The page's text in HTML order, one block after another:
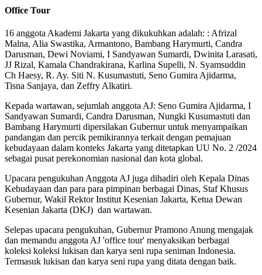
Office Tour
16 anggota Akademi Jakarta yang dikukuhkan adalah: : Afrizal
Malna, Alia Swastika, Armantono, Bambang Harymurti, Candra
Darusman, Dewi Noviami, I Sandyawan Sumardi, Dwinita Larasati,
JJ Rizal, Kamala Chandrakirana, Karlina Supelli, N. Syamsuddin
Ch Haesy, R. Ay. Siti N. Kusumastuti, Seno Gumira Ajidarma,
Tisna Sanjaya, dan Zeffry Alkatiri.
Kepada wartawan, sejumlah anggota AJ: Seno Gumira Ajidarma, I
Sandyawan Sumardi, Candra Darusman, Nungki Kusumastuti dan
Bambang Harymurti dipersilakan Gubernur untuk menyampaikan
pandangan dan percik pemikirannya terkait dengan pemajuan
kebudayaan dalam konteks Jakarta yang ditetapkan UU No. 2 /2024
sebagai pusat perekonomian nasional dan kota global.
Upacara pengukuhan Anggota AJ juga dihadiri oleh Kepala Dinas
Kebudayaan dan para para pimpinan berbagai Dinas, Staf Khusus
Gubernur, Wakil Rektor Institut Kesenian Jakarta, Ketua Dewan
Kesenian Jakarta (DKJ) dan wartawan.
Selepas upacara pengukuhan, Gubernur Pramono Anung mengajak
dan memandu anggota AJ 'office tour' menyaksikan berbagai
koleksi koleksi lukisan dan karya seni rupa seniman Indonesia.
Termasuk lukisan dan karya seni rupa yang ditata dengan baik.